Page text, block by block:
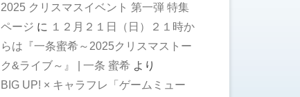
2025 クリスマスイベント 第一弾 特集
ページ に １２月２１日（日）２１時か
らは『一条蜜希～2025クリスマストー
ク&ライブ～』 | 一条 蜜希 より
BIG UP! × キャラフレ「ゲームミュー